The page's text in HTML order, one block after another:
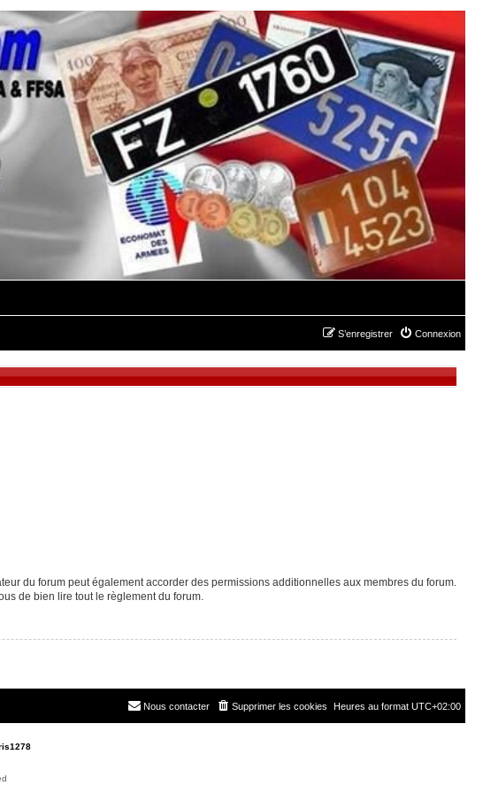
Connexion
S’enregistrer
du forum peut également accorder des permissions additionnelles aux membres du forum.
de bien lire tout le règlement du forum.
Heures au format UTC+02:00
Supprimer les cookies
Nous contacter